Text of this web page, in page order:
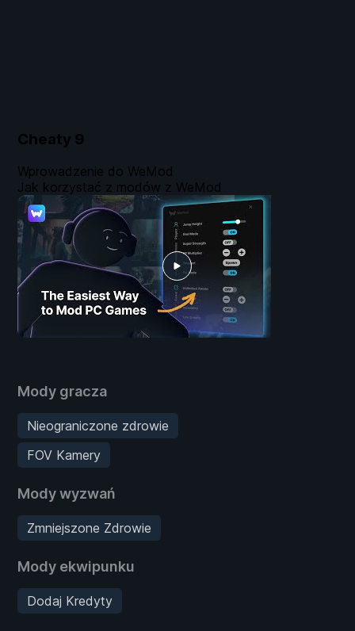
Cheaty 9
Mody gracza
Nieograniczone zdrowie
FOV Kamery
Mody wyzwań
Zmniejszone Zdrowie
Mody ekwipunku
Dodaj Kredyty
Wprowadzenie do WeMod
Jak korzystać z modów z WeMod